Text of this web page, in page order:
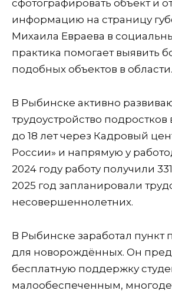
сфотографировать объект и
информацию на страницу
Михаила Евраева в
практика помогает выявить
подобных объектов в области.
В Рыбинске активно
трудоустройство подростков
до 18 лет через Кадровый
России» и напрямую у
2024 году работу получили
2025 год запланировали
несовершеннолетних.
В Рыбинске заработал пункт
для новорождённых. Он
бесплатную поддержку
малообеспеченным,